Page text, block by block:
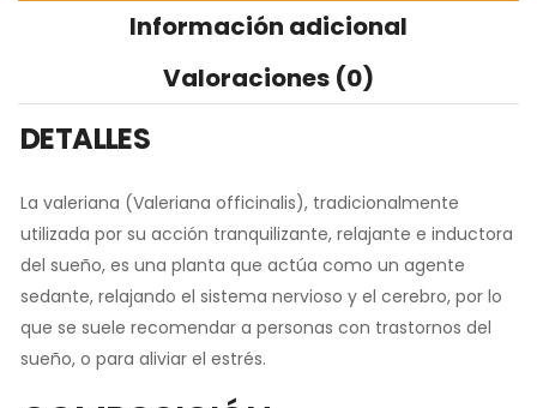
Información adicional
Valoraciones (0)
DETALLES
La valeriana (Valeriana officinalis), tradicionalmente
utilizada por su acción tranquilizante, relajante e inductora
del sueño, es una planta que actúa como un agente
sedante, relajando el sistema nervioso y el cerebro, por lo
que se suele recomendar a personas con trastornos del
sueño, o para aliviar el estrés.